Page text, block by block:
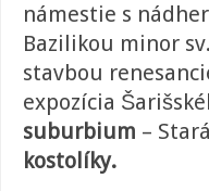
námestie s
Bazilikou minor
stavbou
expozícia
suburbium –
kostolíky.